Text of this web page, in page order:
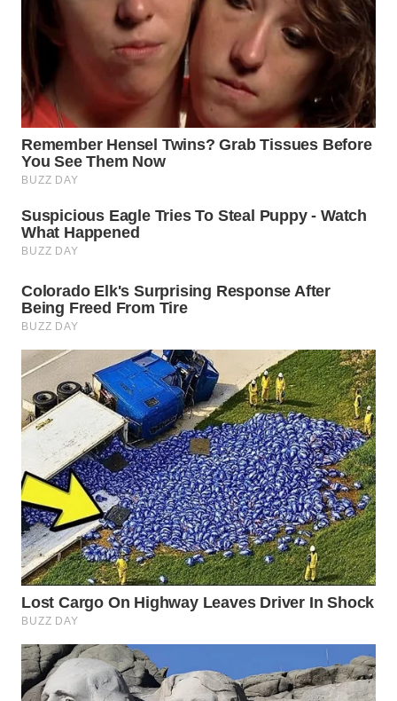
BINTAN
MANDALIKA
WN
LIKUPANG
WN
LABUANBAJO
WN
Wahana
Group
WAHANA
NEWS
WAHANA
TANI
WAHANA
ADVOKAT
WAHANA
INFRASTRUKTUR
WAHANA
KONSUMEN